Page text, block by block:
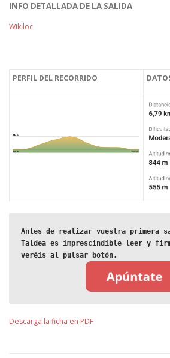
INFO DETALLADA DE LA SALIDA
Wikiloc
PERFIL DEL RECORRIDO
Antes de realizar vuestra primera
Taldea es imprescindible leer y
veréis al pulsar botón.
Descarga la ficha en PDF